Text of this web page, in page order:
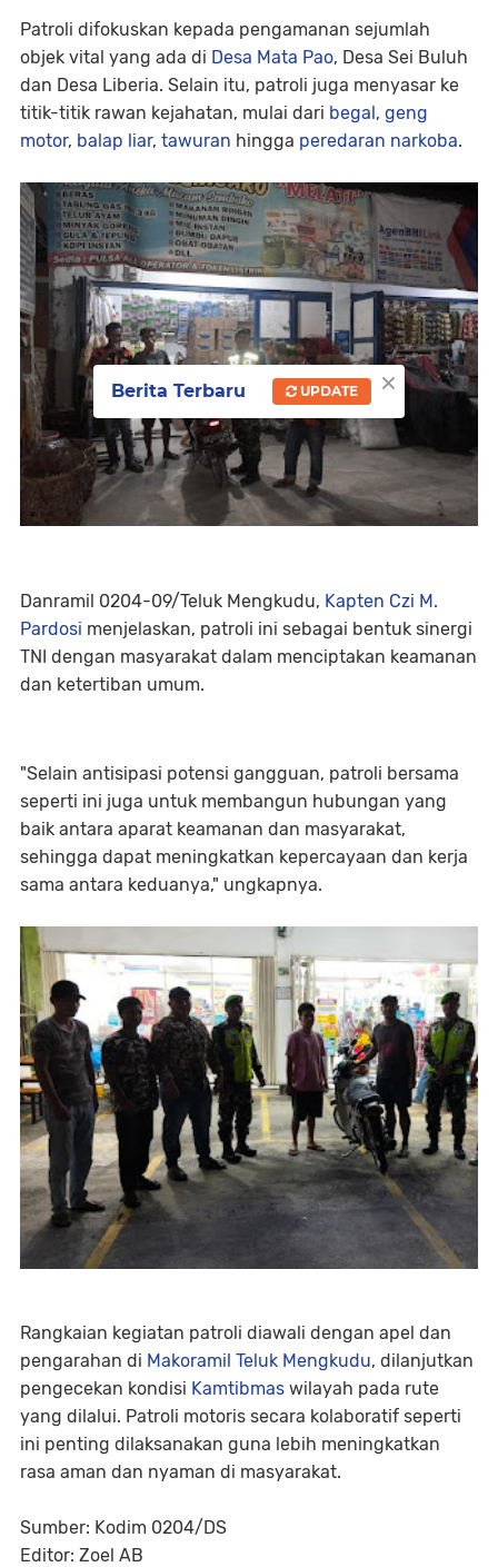
Patroli difokuskan kepada pengamanan sejumlah
objek vital yang ada di Desa Mata Pao, Desa Sei Buluh
dan Desa Liberia. Selain itu, patroli juga menyasar ke
titik-titik rawan kejahatan, mulai dari begal, geng
motor, balap liar, tawuran hingga peredaran narkoba.
Danramil 0204-09/Teluk Mengkudu, Kapten Czi M.
Pardosi menjelaskan, patroli ini sebagai bentuk sinergi
TNI dengan masyarakat dalam menciptakan keamanan
dan ketertiban umum.
"Selain antisipasi potensi gangguan, patroli bersama
seperti ini juga untuk membangun hubungan yang
baik antara aparat keamanan dan masyarakat,
sehingga dapat meningkatkan kepercayaan dan kerja
sama antara keduanya," ungkapnya.
Rangkaian kegiatan patroli diawali dengan apel dan
pengarahan di Makoramil Teluk Mengkudu, dilanjutkan
pengecekan kondisi Kamtibmas wilayah pada rute
yang dilalui. Patroli motoris secara kolaboratif seperti
ini penting dilaksanakan guna lebih meningkatkan
rasa aman dan nyaman di masyarakat.
Sumber: Kodim 0204/DS
Editor: Zoel AB
×
Berita Terbaru UPDATE